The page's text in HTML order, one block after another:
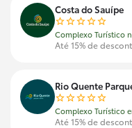
Costa do Sauípe
Complexo Turístico
Até 15% de
Rio Quente
Complexo Turístico
Até 15% de